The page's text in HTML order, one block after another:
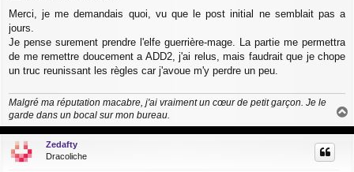
s
s
a
g
e
Merci, je me demandais quoi, vu que le post initial ne semblait pas a
jours.
Je pense surement prendre l'elfe guerrière-mage. La partie me permettra
de me remettre doucement a ADD2, j'ai relus, mais faudrait que je chope
un truc reunissant les règles car j'avoue m'y perdre un peu.
Malgré ma réputation macabre, j'ai vraiment un cœur de petit garçon. Je le
garde dans un bocal sur mon bureau.
u
Zedafty
Dracoliche